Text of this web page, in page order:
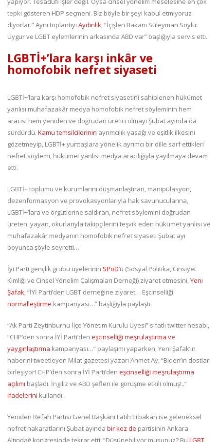
tepki gösteren HDP seçmeni. Biz böyle bir şeyi kabul etmiyoruz
diyorlar.” Aynı toplantıyı Aydınlık, “İçişleri Bakanı Süleyman Soylu:
Uygur ve LGBT eylemlerinin arkasında ABD var” başlığıyla servis etti.
LGBTİ+’lara karşı inkâr ve
homofobik nefret siyaseti
LGBTİ+’lara karşı homofobik nefret siyasetini sahiplenen hükümet
yanlısı muhafazakâr medya homofobik nefret söyleminin hem
aracısı hem yeniden ve doğrudan üretici olmayı Şubat ayında da
sürdürdü. Kamu temsilcilerinin ayrımcılık yasağı ve eşitlik ilkesini
gözetmeyip, LGBTİ+ yurttaşlara yönelik ayrımcı bir dille sarf ettikleri
nefret söylemi, hükümet yanlısı medya aracılığıyla yayılmaya devam
etti.
LGBTİ+ toplumu ve kurumlarını düşmanlaştıran, manipülasyon,
dezenformasyon ve provokasyonlarıyla hak savunucularına,
LGBTİ+’lara ve örgütlerine saldıran, nefret söylemini doğrudan
üreten, yayan, okurlarıyla takipçilerini teşvik eden hükümet yanlısı ve
muhafazakâr medyanın homofobik nefret siyaseti Şubat ayı
boyunca şöyle seyretti…
İyi Parti gençlik grubu üyelerinin SPoD’u (Sosyal Politika, Cinsiyet
Kimliği ve Cinsel Yönelim Çalışmaları Derneği) ziyaret etmesini,Yeni
Şafak, “İYİ Parti’den LGBT derneğine ziyaret… Eşcinselliği
normalleştirme kampanyası…” başlığıyla paylaştı.
“Ak Parti Zeytinburnu İlçe Yönetim Kurulu Üyesi” sıfatlı twitter hesabı,
“CHP’den sonra İYİ Parti’den eşcinselliği meşrulaştırma ve
yaygınlaştırma kampanyası…” paylaşımı yaparken, Yeni Şafak’ın
haberini tweetleyen Milat gazetesi yazarı Ahmet Ay, “Biden’ın dostları
birleşiyor! CHP’den sonra İYİ Parti’den eşcinselliği meşrulaştırma
açılımı başladı. İngiliz ve ABD şefleri ile görüşme etkili olmuş!..”
ifadelerini kullandı.
Yeniden Refah Partisi Genel Başkanı Fatih Erbakan ise geleneksel
nefret nakaratlarını Şubat ayında bir kez de partisinin Ankara
Altındağ kongresinde tekrar etti: “Düşünebiliyor musunuz? Bu LGBT